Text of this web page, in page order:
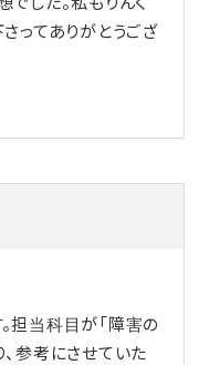
ってありがとうござ
担当科目が「障害の
参考にさせていた